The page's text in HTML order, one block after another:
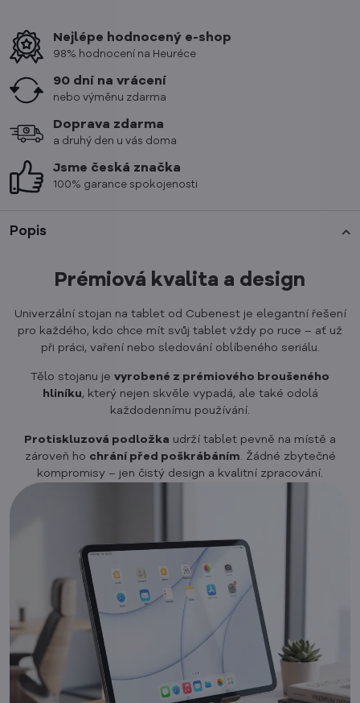
Popis
Prémiová kvalita a design
Univerzální stojan na tablet od Cubenest je elegantní řešení
pro každého, kdo chce mít svůj tablet vždy po ruce – ať už
při práci, vaření nebo sledování oblíbeného seriálu.
Tělo stojanu je vyrobené z prémiového broušeného
hliníku, který nejen skvěle vypadá, ale také odolá
každodennímu používání.
Protiskluzová podložka udrží tablet pevně na místě a
zároveň ho chrání před poškrábáním. Žádné zbytečné
kompromisy – jen čistý design a kvalitní zpracování.
Nejlépe hodnocený e-shop
98% hodnocení na Heuréce
90 dní na vrácení
nebo výměnu zdarma
Doprava zdarma
a druhý den u vás doma
Jsme česká značka
100% garance spokojenosti